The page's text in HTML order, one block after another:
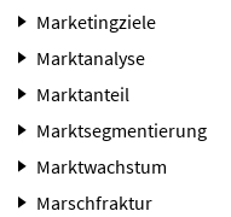
Marketingziele
Marktanalyse
Marktanteil
Marktsegmentierung
Marktwachstum
Marschfraktur